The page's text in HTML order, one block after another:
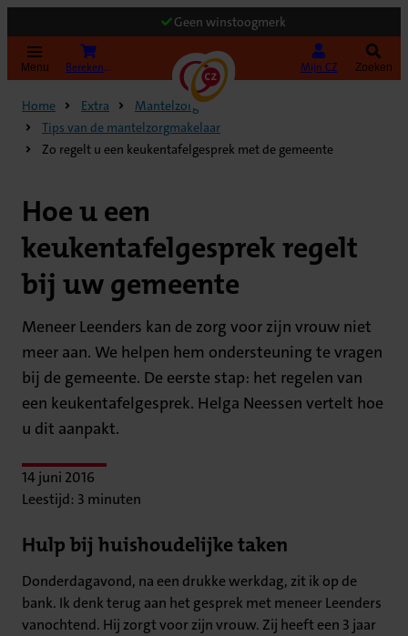
Geen winstoogmerk
Menu Bereken uw premie Mijn CZ Zoeken
Home Extra
Mantelzorg
Tips van de mantelzorgmakelaar
Zo regelt u een keukentafelgesprek met de gemeente
Hoe u een
keukentafelgesprek regelt
bij uw gemeente
Meneer Leenders kan de zorg voor zijn vrouw niet
meer aan. We helpen hem ondersteuning te vragen
bij de gemeente. De eerste stap: het regelen van
een keukentafelgesprek. Helga Neessen vertelt hoe
u dit aanpakt.
14 juni 2016
Leestijd: 3 minuten
Hulp bij huishoudelijke taken
Donderdagavond, na een drukke werkdag, zit ik op de
bank. Ik denk terug aan het gesprek met meneer Leenders
vanochtend. Hij zorgt voor zijn vrouw. Zij heeft een 3 jaar